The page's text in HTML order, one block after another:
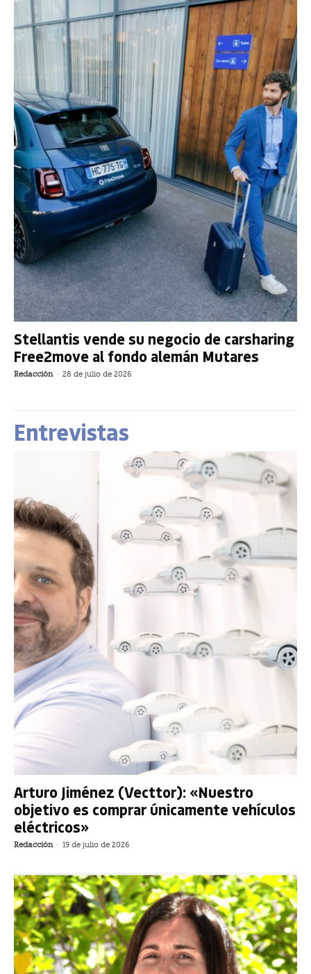
Stellantis vende su negocio de carsharing
Free2move al fondo alemán Mutares
Redacción - 28 de julio de 2026
Entrevistas
Arturo Jiménez (Vecttor): «Nuestro
objetivo es comprar únicamente vehículos
eléctricos»
Redacción - 19 de julio de 2026